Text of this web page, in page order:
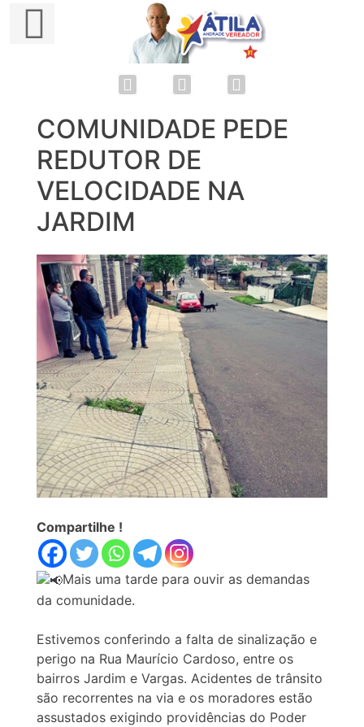
content
COMUNIDADE PEDE
REDUTOR DE
VELOCIDADE NA
JARDIM
Compartilhe !
Mais uma tarde para ouvir as demandas
da comunidade.
Estivemos conferindo a falta de sinalização e
perigo na Rua Maurício Cardoso, entre os
bairros Jardim e Vargas. Acidentes de trânsito
são recorrentes na via e os moradores estão
assustados exigindo providências do Poder